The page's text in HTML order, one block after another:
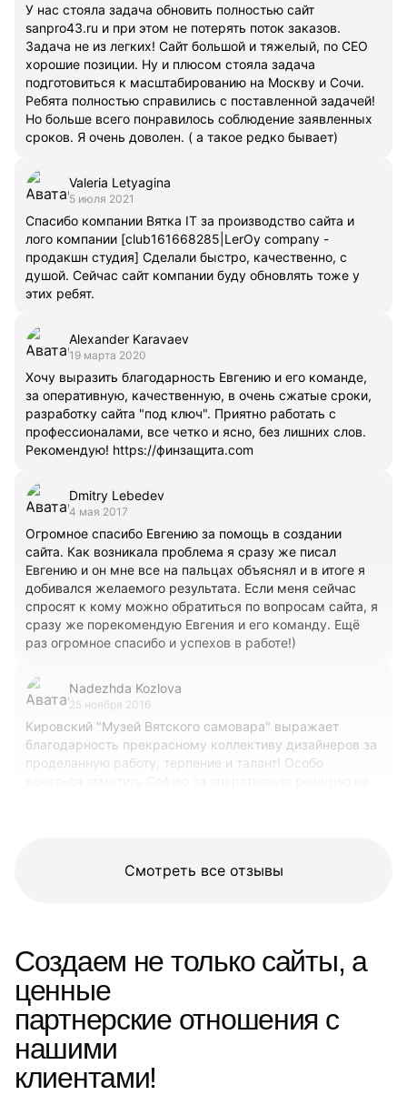
У нас стояла задача обновить полностью сайт
sanpro43.ru и при этом не потерять поток заказов.
Задача не из легких! Сайт большой и тяжелый, по СЕО
хорошие позиции. Ну и плюсом стояла задача
подготовиться к масштабированию на Москву и Сочи.
Ребята полностью справились с поставленной задачей!
Но больше всего понравилось соблюдение заявленных
сроков. Я очень доволен. ( а такое редко бывает)
Valeria Letyagina
5 июля 2021
Спасибо компании Вятка IT за производство сайта и
лого компании [club161668285|LerOy company -
продакшн студия] Сделали быстро, качественно, с
душой. Сейчас сайт компании буду обновлять тоже у
этих ребят.
Alexander Karavaev
19 марта 2020
Хочу выразить благодарность Евгению и его команде,
за оперативную, качественную, в очень сжатые сроки,
разработку сайта "под ключ". Приятно работать с
профессионалами, все четко и ясно, без лишних слов.
Рекомендую! https://финзащита.com
Dmitry Lebedev
4 мая 2017
Огромное спасибо Евгению за помощь в создании
сайта. Как возникала проблема я сразу же писал
Евгению и он мне все на пальцах объяснял и в итоге я
добивался желаемого результата. Если меня сейчас
спросят к кому можно обратиться по вопросам сайта, я
сразу же порекомендую Евгения и его команду. Ещё
раз огромное спасибо и успехов в работе!)
Nadezhda Kozlova
25 ноября 2016
Кировский "Музей Вятского самовара" выражает
благодарность прекрасному коллективу дизайнеров за
проделанную работу, терпение и талант! Особо
Смотреть все отзывы
Создаем не только сайты, а
ценные
партнерские отношения с
нашими
клиентами!